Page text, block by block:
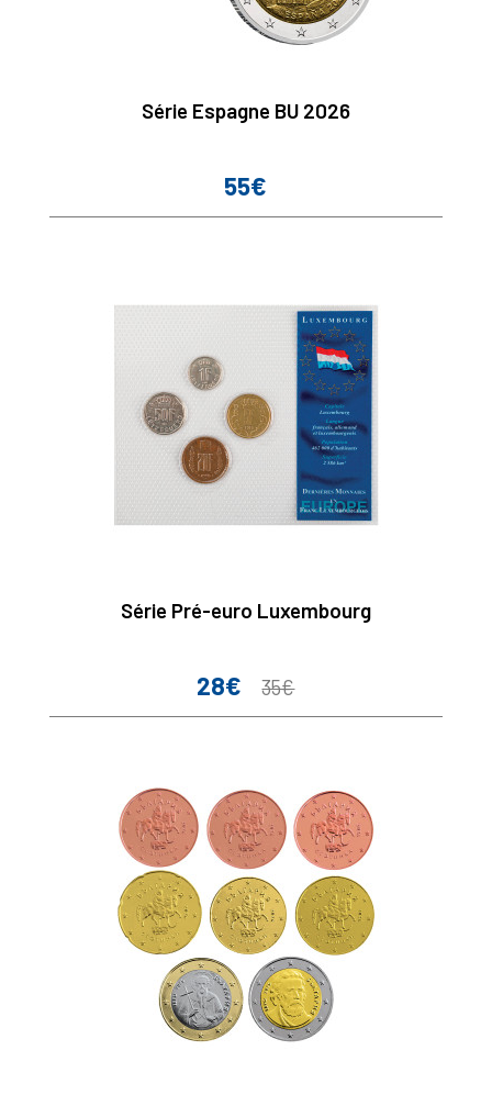
Série Espagne BU 2026
Prix
55€
Série Pré-euro Luxembourg
Prix
28€
Prix
35€